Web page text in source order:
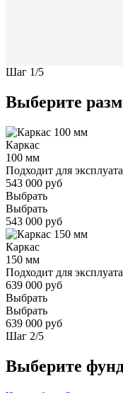
Шаг 1/5
Выберите
Каркас
100 мм
Подходит для
543 000 руб
Выбрать
Выбрать
543 000 руб
Каркас
150 мм
Подходит для
639 000 руб
Выбрать
Выбрать
639 000 руб
Шаг 2/5
Выберите